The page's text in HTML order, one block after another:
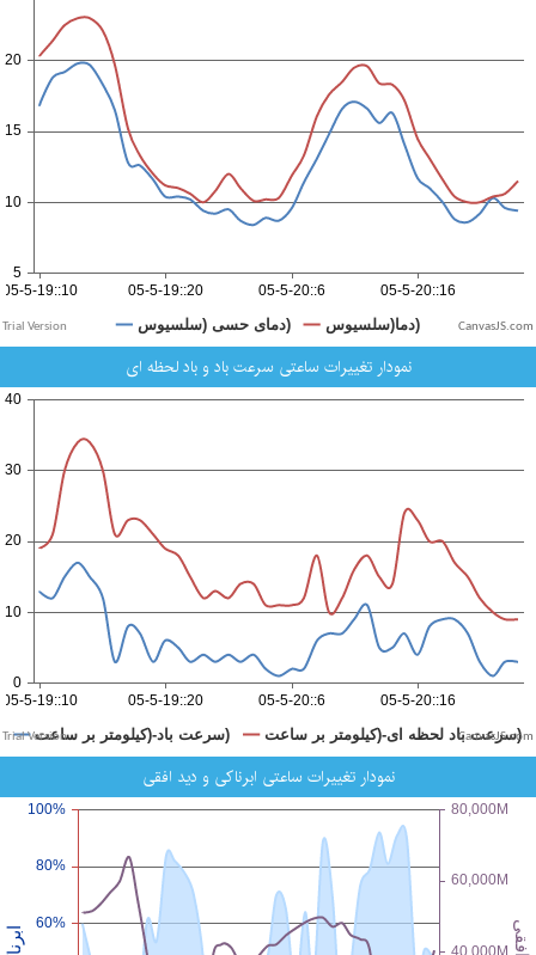
CanvasJS.com
نمودار تغییرات ساعتی سرعت باد و باد لحظه ای
CanvasJS.com
نمودار تغییرات ساعتی ابرناکی و دید افقی